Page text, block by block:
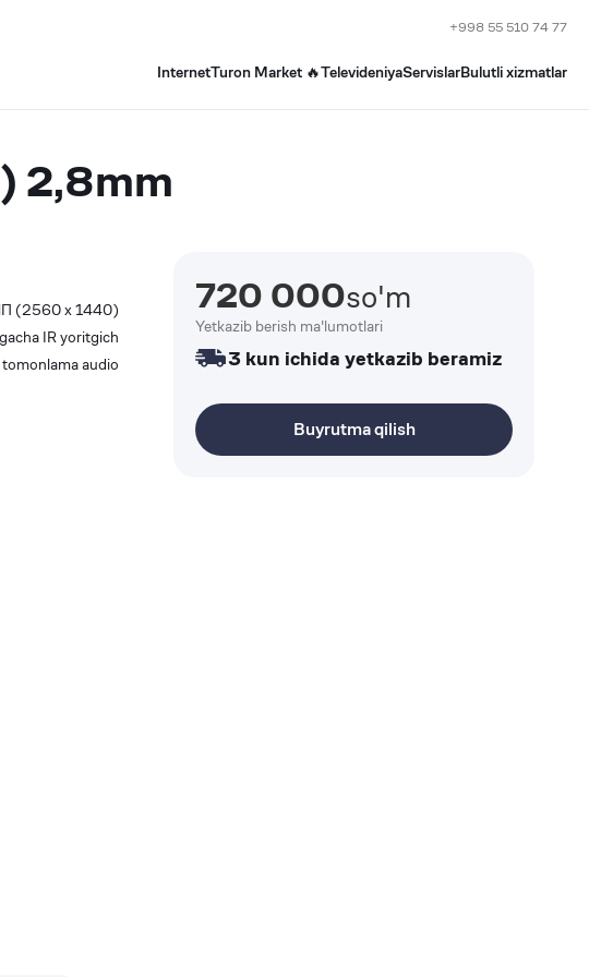
+998 55 510 74 77
InternetTuron Market 🔥TelevideniyaServislarBulutli xizmatlar
2,8mm
(2560 x 1440)
IR yoritgich
audio
720 000so'm
Yetkazib berish ma'lumotlari
3 kun ichida yetkazib beramiz
Buyrutma qilish